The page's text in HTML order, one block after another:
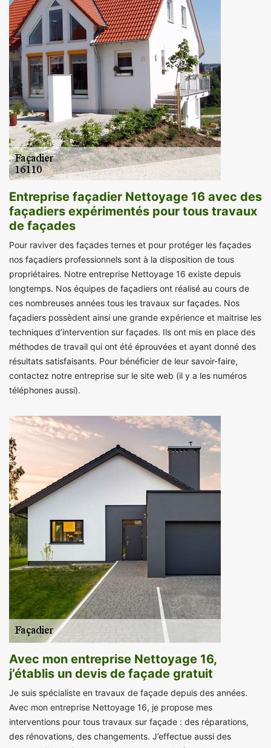
Entreprise façadier Nettoyage 16 avec des
façadiers expérimentés pour tous travaux
de façades
Pour raviver des façades ternes et pour protéger les façades
nos façadiers professionnels sont à la disposition de tous
propriétaires. Notre entreprise Nettoyage 16 existe depuis
longtemps. Nos équipes de façadiers ont réalisé au cours de
ces nombreuses années tous les travaux sur façades. Nos
façadiers possèdent ainsi une grande expérience et maitrise les
techniques d’intervention sur façades. Ils ont mis en place des
méthodes de travail qui ont été éprouvées et ayant donné des
résultats satisfaisants. Pour bénéficier de leur savoir-faire,
contactez notre entreprise sur le site web (il y a les numéros
téléphones aussi).
Avec mon entreprise Nettoyage 16,
j’établis un devis de façade gratuit
Je suis spécialiste en travaux de façade depuis des années.
Avec mon entreprise Nettoyage 16, je propose mes
interventions pour tous travaux sur façade : des réparations,
des rénovations, des changements. J’effectue aussi des